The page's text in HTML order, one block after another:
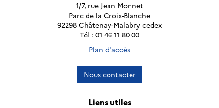
1/7, rue Jean Monnet
Parc de la Croix-Blanche
92298 Châtenay-Malabry cedex
Tél : 01 46 11 80 00
Plan d'accès
Nous contacter
Liens utiles